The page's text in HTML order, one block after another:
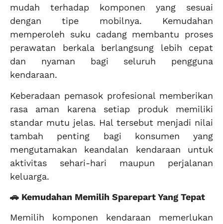
mudah terhadap komponen yang sesuai
dengan tipe mobilnya. Kemudahan
memperoleh suku cadang membantu proses
perawatan berkala berlangsung lebih cepat
dan nyaman bagi seluruh pengguna
kendaraan.
Keberadaan pemasok profesional memberikan
rasa aman karena setiap produk memiliki
standar mutu jelas. Hal tersebut menjadi nilai
tambah penting bagi konsumen yang
mengutamakan keandalan kendaraan untuk
aktivitas sehari-hari maupun perjalanan
keluarga.
🚗 Kemudahan Memilih Sparepart Yang Tepat
Memilih komponen kendaraan memerlukan